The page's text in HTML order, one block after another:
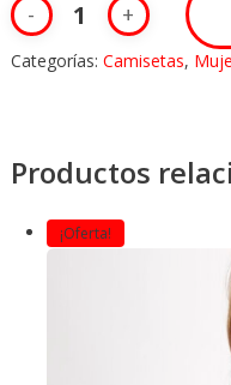
Categorías: Camisetas,
Productos
¡Oferta!